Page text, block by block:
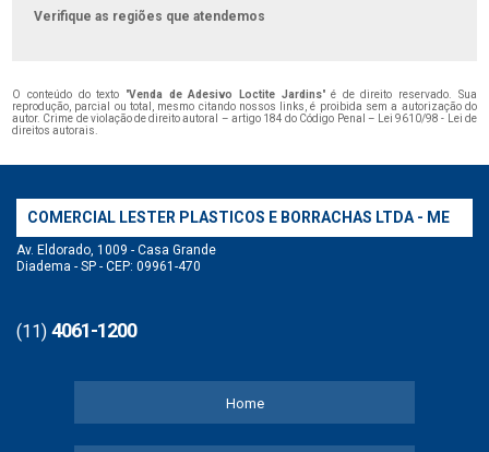
Verifique as regiões que atendemos
O conteúdo do texto "Venda de Adesivo Loctite Jardins" é de direito reservado. Sua
reprodução, parcial ou total, mesmo citando nossos links, é proibida sem a autorização do
autor. Crime de violação de direito autoral – artigo 184 do Código Penal – Lei 9610/98 - Lei de
direitos autorais.
COMERCIAL LESTER PLASTICOS E BORRACHAS LTDA - ME
Av. Eldorado, 1009 - Casa Grande
Diadema - SP - CEP: 09961-470
(11) 4061-1200
Home